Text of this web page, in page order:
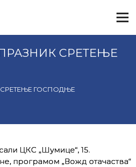
СРЕТЕЊЕ
ГОСПОДЊЕ
ЦКС „Шумице“, 15.
програмом „Вожд отачаства“